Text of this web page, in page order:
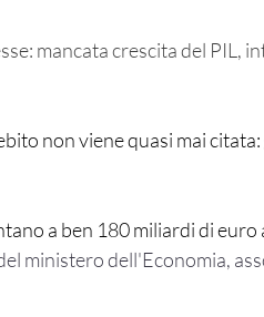
mancata crescita del PIL,
non viene quasi mai citata:
a ben 180 miliardi di euro
ministero dell'Economia,